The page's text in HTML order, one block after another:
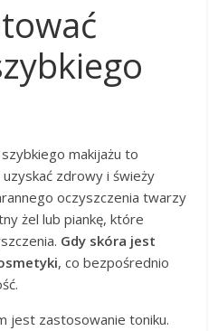
makijażu to
zdrowy i świeży
oczyszczenia twarzy
żel lub piankę, które
Gdy skóra jest
, co bezpośrednio
jest zastosowanie toniku.